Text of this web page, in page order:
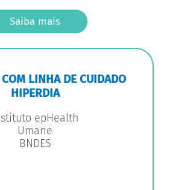
Saiba mais
COM LINHA DE CUIDADO
HIPERDIA
epHealth
Umane
BNDES